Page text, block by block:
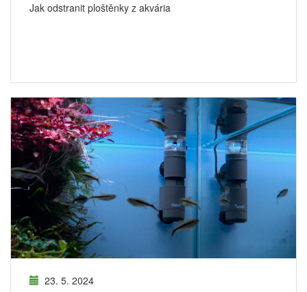
Jak odstranit ploštěnky z akvária
23. 5. 2024